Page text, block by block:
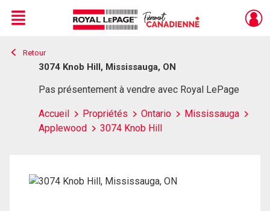
Live
En Direct
Menu
Retour
3074 Knob Hill, Mississauga, ON
Pas présentement à vendre avec Royal LePage
Accueil Propriétés Ontario
Mississauga
Applewood
3074 Knob Hill